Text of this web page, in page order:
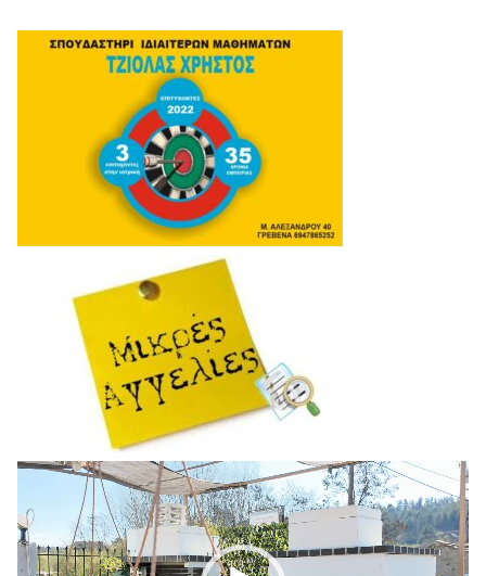
Πρόγραμμα
Αναπαραγωγής
Βίντεο